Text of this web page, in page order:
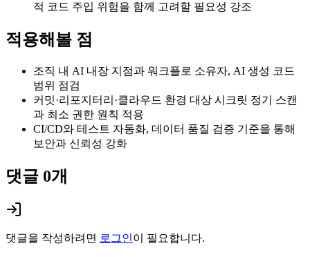
적 코드 주입 위험을 함께 고려할 필요성 강조
적용해볼 점
조직 내 AI 내장 지점과 워크플로 소유자, AI 생성 코드
범위 점검
커밋·리포지터리·클라우드 환경 대상 시크릿 정기 스캔
과 최소 권한 원칙 적용
CI/CD와 테스트 자동화, 데이터 품질 검증 기준을 통해
보안과 신뢰성 강화
댓글 0개
댓글을 작성하려면 로그인이 필요합니다.